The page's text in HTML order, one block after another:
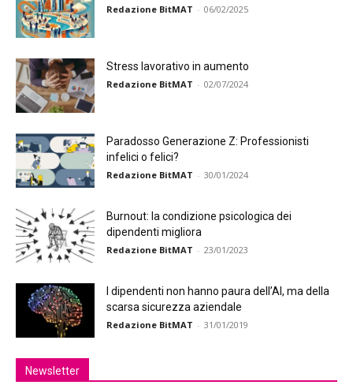
Redazione BitMAT - 06/02/2025
Stress lavorativo in aumento
Redazione BitMAT - 02/07/2024
Paradosso Generazione Z: Professionisti
infelici o felici?
Redazione BitMAT - 30/01/2024
Burnout: la condizione psicologica dei
dipendenti migliora
Redazione BitMAT - 23/01/2023
I dipendenti non hanno paura dell’AI, ma della
scarsa sicurezza aziendale
Redazione BitMAT - 31/01/2019
Newsletter